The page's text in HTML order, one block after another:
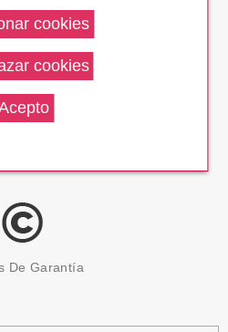
Devolución
De Garantía